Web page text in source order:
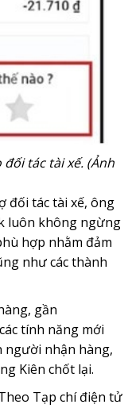
tác tài xế. (Ảnh
đối tác tài xế, ông
luôn không ngừng
hợp nhằm đảm
như các thành
gần
tính năng mới
người nhận hàng,
Kiên chốt lại.
Tạp chí điện tử